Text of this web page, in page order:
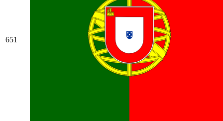
651